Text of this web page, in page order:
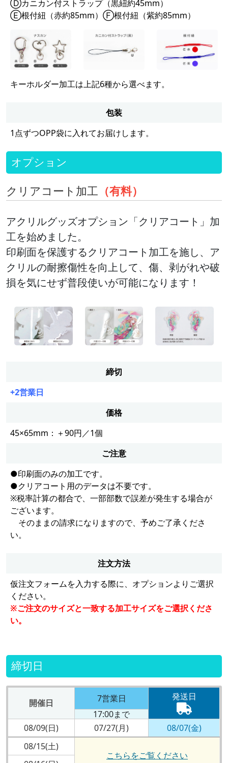
Ⓓカニカン付ストラップ（黒紐約45mm）
Ⓔ根付紐（赤約85mm）Ⓕ根付紐（紫約85mm）
キーホルダー加工は上記6種から選べます。
包装
1点ずつOPP袋に入れてお届けします。
オプション
クリアコート加工 （有料）
アクリルグッズオプション「クリアコート」加
工を始めました。
印刷面を保護するクリアコート加工を施し、ア
クリルの耐擦傷性を向上して、傷、剥がれや破
損を気にせず普段使いが可能になります！
締切
+2営業日
価格
45×65mm：＋90円／1個
ご注意
●印刷面のみの加工です。
●クリアコート用のデータは不要です。
※税率計算の都合で、一部部数で誤差が発生する場合が
ございます。
そのままの請求になりますので、予めご了承くださ
い。
注文方法
仮注文フォームを入力する際に、オプションよりご選択
ください。
※ご注文のサイズと一致する加工サイズをご選択くださ
い。
締切日
開催日 7営業日
発送日
17:00まで
08/09(日)
07/27(月)
08/07(金)
08/15(土)
こちらをご覧ください